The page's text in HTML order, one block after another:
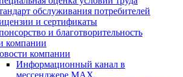
обслуживания потребителей
и сертификаты
и благотворительность
компании
компании
Информационный канал в